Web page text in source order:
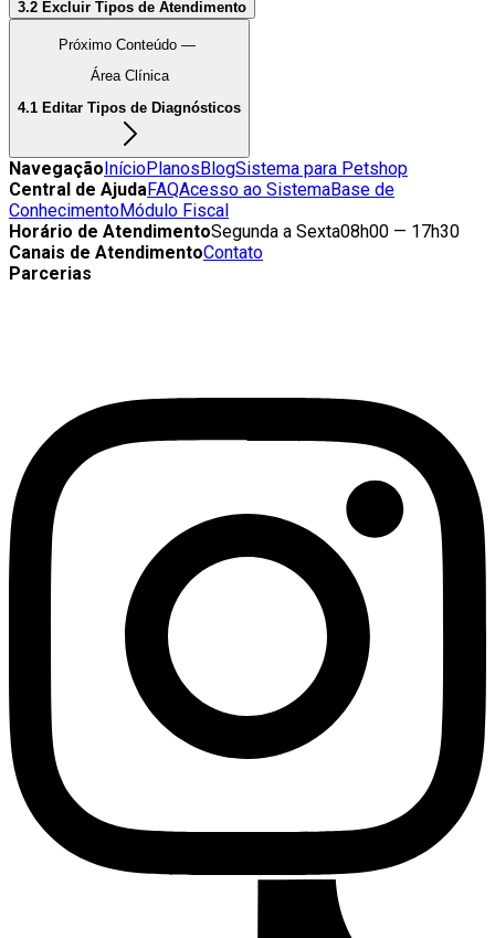
3.2 Excluir Tipos de Atendimento
Próximo Conteúdo —
Área Clínica
4.1 Editar Tipos de Diagnósticos
NavegaçãoInícioPlanosBlogSistema para Petshop
Central de AjudaFAQAcesso ao SistemaBase de
ConhecimentoMódulo Fiscal
Horário de AtendimentoSegunda a Sexta08h00 — 17h30
Canais de AtendimentoContato
Parcerias